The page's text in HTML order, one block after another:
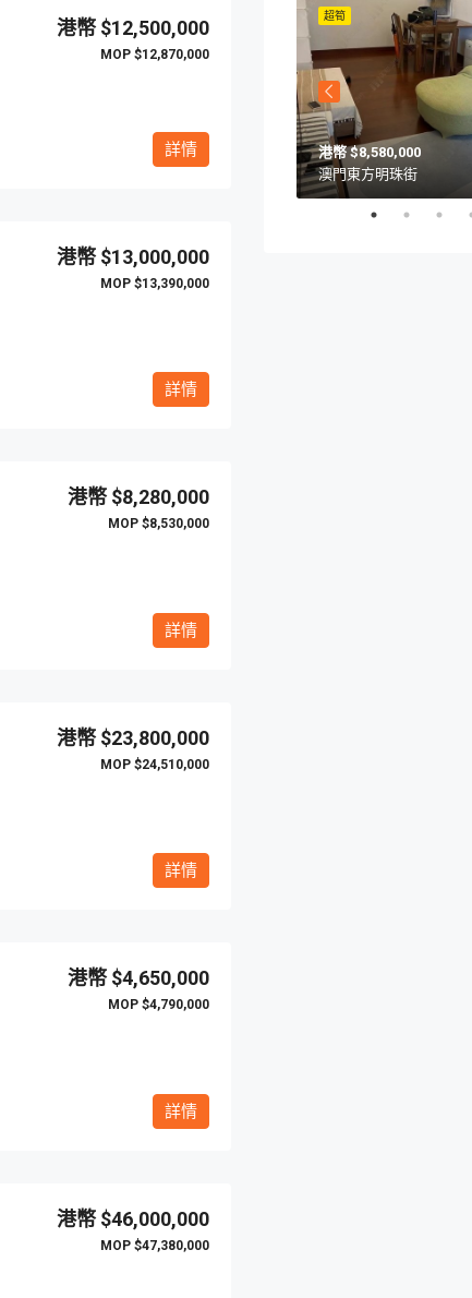
$12,500,000
$12,870,000
詳情
$13,000,000
$13,390,000
詳情
$8,280,000
$8,530,000
詳情
$23,800,000
$24,510,000
詳情
$4,650,000
$4,790,000
詳情
$46,000,000
$47,380,000
超筍 超筍
$8,580,000
澳門東方明珠街